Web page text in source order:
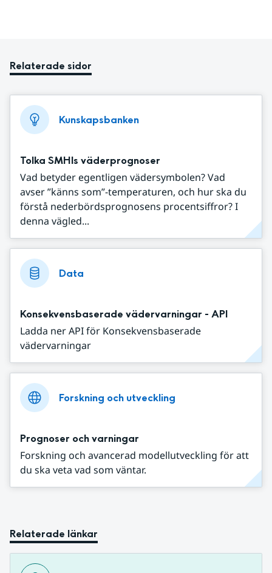
Relaterade sidor
Kunskapsbanken
Tolka SMHIs väderprognoser
Vad betyder egentligen vädersymbolen? Vad
avser ”känns som”-temperaturen, och hur ska du
förstå nederbördsprognosens procentsiffror? I
denna vägled...
Data
Konsekvensbaserade vädervarningar - API
Ladda ner API för Konsekvensbaserade
vädervarningar
Forskning och utveckling
Prognoser och varningar
Forskning och avancerad modellutveckling för att
du ska veta vad som väntar.
Relaterade länkar